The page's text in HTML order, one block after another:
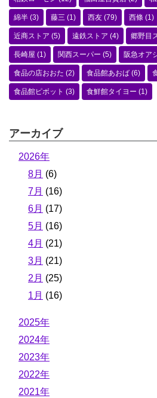
綿半 (3) 藤三 (1) 西友 (79) 西條 (1)
近商ストア (5) 遠鉄ストア (4) 郷野目
長崎屋 (1) 関西スーパー (5) 阪急オア
食品の店おおた (2) 食品館あおば (6)
食品館ピボット (3) 食鮮館タイヨー (1)
アーカイブ
2026年
8月 (6)
7月 (16)
6月 (17)
5月 (16)
4月 (21)
3月 (21)
2月 (25)
1月 (16)
2025年
2024年
2023年
2022年
2021年